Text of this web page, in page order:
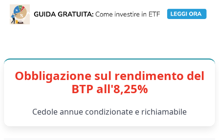
Obbligazione sul rendimento del
BTP all'8,25%
Cedole annue condizionate e richiamabile